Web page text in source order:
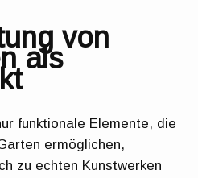
von
als
funktionale Elemente, die
ermöglichen,
zu echten Kunstwerken